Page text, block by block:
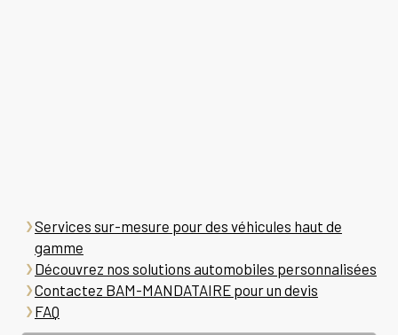
Services sur-mesure pour des véhicules haut de
gamme
Découvrez nos solutions automobiles personnalisées
Contactez BAM-MANDATAIRE pour un devis
FAQ